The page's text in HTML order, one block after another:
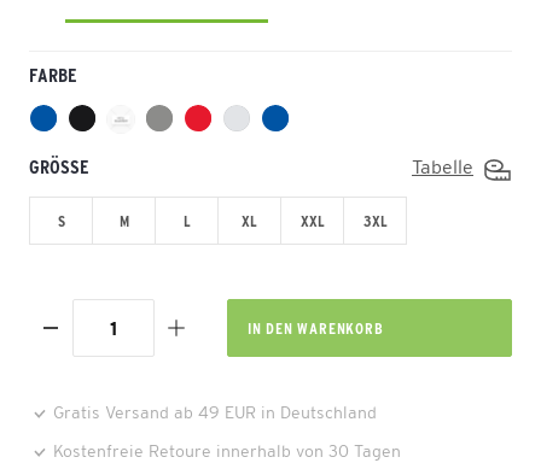
FARBE
GRÖSSE Tabelle
S M L XL XXL 3XL
IN DEN WARENKORB
Gratis Versand ab 49 EUR in Deutschland
Kostenfreie Retoure innerhalb von 30 Tagen